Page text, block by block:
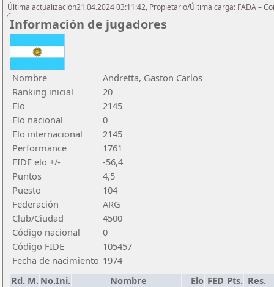
Última actualización21.04.2024 03:11:42, Propietario/Última carga: FADA –
Información de jugadores
Nombre
Andretta, Gaston Carlos
Ranking inicial
20
Elo
2145
Elo nacional
0
Elo internacional
2145
Performance
1761
FIDE elo +/-
-56,4
Puntos
4,5
Puesto
104
Federación
ARG
Club/Ciudad
4500
Código nacional
0
Código FIDE
105457
Fecha de nacimiento 1974
Rd. M. No.Ini. Nombre Elo FED Pts. Res.